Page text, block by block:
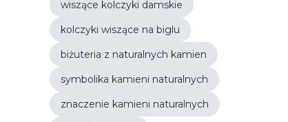
wiszące kolczyki damskie
kolczyki wiszące na biglu
biżuteria z naturalnych kamien
symbolika kamieni naturalnych
znaczenie kamieni naturalnych